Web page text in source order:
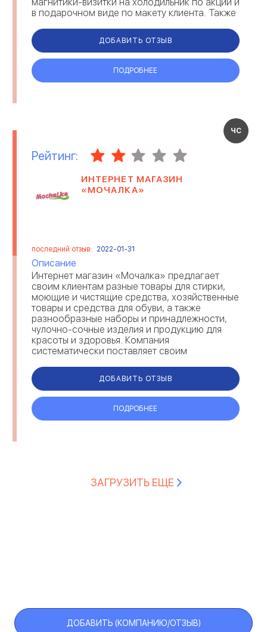
в подарочном виде по макету клиента. Также
магн...
ДОБАВИТЬ ОТЗЫВ
ПОДРОБНЕЕ
ЧС
Рейтинг:
ИНТЕРНЕТ МАГАЗИН
«МОЧАЛКА»
последний отзыв: 2022-01-31
Описание
Интернет магазин «Мочалка» предлагает
своим клиентам разные товары для стирки,
моющие и чистящие средства, хозяйственные
товары и средства для обуви, а также
разнообразные наборы и принадлежности,
чулочно-сочные изделия и продукцию для
красоты и здоровья. Компания
систематически поставляет своим
заказчикам бытовую химию и иные товары в
Чернигове и области, а также име...
ДОБАВИТЬ ОТЗЫВ
ПОДРОБНЕЕ
ЗАГРУЗИТЬ ЕЩЕ
ДОБАВИТЬ (КОМПАНИЮ/ОТЗЫВ)